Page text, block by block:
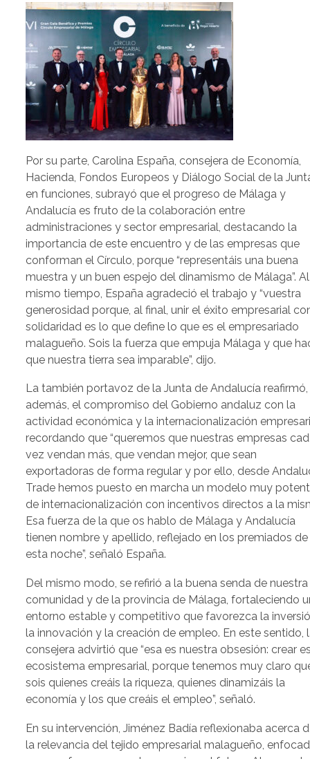
Por su parte, Carolina España, consejera de Economía,
Hacienda, Fondos Europeos y Diálogo Social de la
en funciones, subrayó que el progreso de Málaga y
Andalucía es fruto de la colaboración entre
administraciones y sector empresarial, destacando la
importancia de este encuentro y de las empresas que
conforman el Círculo, porque “representáis una buena
muestra y un buen espejo del dinamismo de Málaga”. Al
mismo tiempo, España agradeció el trabajo y “vuestra
generosidad porque, al final, unir el éxito empresarial
solidaridad es lo que define lo que es el empresariado
malagueño. Sois la fuerza que empuja Málaga y que
que nuestra tierra sea imparable”, dijo.
La también portavoz de la Junta de Andalucía reafirmó,
además, el compromiso del Gobierno andaluz con la
actividad económica y la internacionalización
recordando que “queremos que nuestras empresas
vez vendan más, que vendan mejor, que sean
exportadoras de forma regular y por ello, desde
Trade hemos puesto en marcha un modelo muy
de internacionalización con incentivos directos a la
Esa fuerza de la que os hablo de Málaga y Andalucía
tienen nombre y apellido, reflejado en los premiados de
esta noche”, señaló España.
Del mismo modo, se refirió a la buena senda de nuestra
comunidad y de la provincia de Málaga, fortaleciendo
entorno estable y competitivo que favorezca la
la innovación y la creación de empleo. En este sentido,
consejera advirtió que “esa es nuestra obsesión: crear
ecosistema empresarial, porque tenemos muy claro
sois quienes creáis la riqueza, quienes dinamizáis la
economía y los que creáis el empleo”, señaló.
En su intervención, Jiménez Badía reflexionaba acerca
la relevancia del tejido empresarial malagueño,